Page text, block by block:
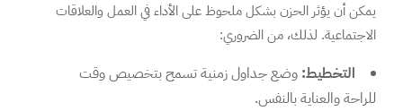
يمكن أن يؤثر الحزن بشكل ملحوظ على الأداء في العمل والعلاقات
الاجتماعية. لذلك، من الضروري:
التخطيط: وضع جداول زمنية تسمح بتخصيص وقت
للراحة والعناية بالنفس.